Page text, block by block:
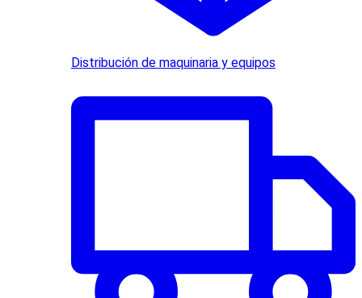
Distribución de maquinaria y equipos